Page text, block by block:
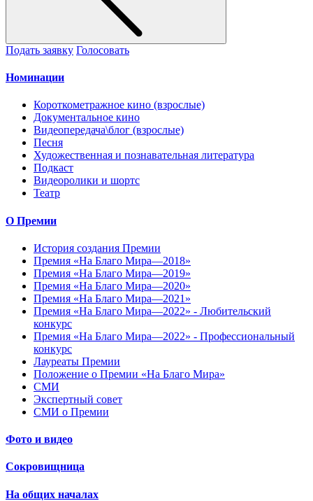
Подать заявку Голосовать
Номинации
Короткометражное кино (взрослые)
Документальное кино
Видеопередача\блог (взрослые)
Песня
Художественная и познавательная литература
Подкаст
Видеоролики и шортс
Театр
О Премии
История создания Премии
Премия «На Благо Мира—2018»
Премия «На Благо Мира—2019»
Премия «На Благо Мира—2020»
Премия «На Благо Мира—2021»
Премия «На Благо Мира—2022» - Любительский
конкурс
Премия «На Благо Мира—2022» - Профессиональный
конкурс
Лауреаты Премии
Положение о Премии «На Благо Мира»
СМИ
Экспертный совет
СМИ о Премии
Фото и видео
Сокровищница
На общих началах